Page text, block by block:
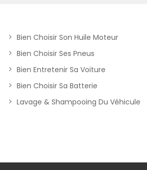
Bien Choisir Son Huile Moteur
Bien Choisir Ses Pneus
Bien Entretenir Sa Voiture
Bien Choisir Sa Batterie
Lavage & Shampooing Du Véhicule